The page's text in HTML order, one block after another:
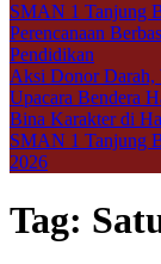
SMAN 1 Tanjung
Perencanaan
Pendidikan
Aksi Donor Darah,
Upacara Bendera
Bina Karakter di
SMAN 1 Tanjung
2026
Tag: